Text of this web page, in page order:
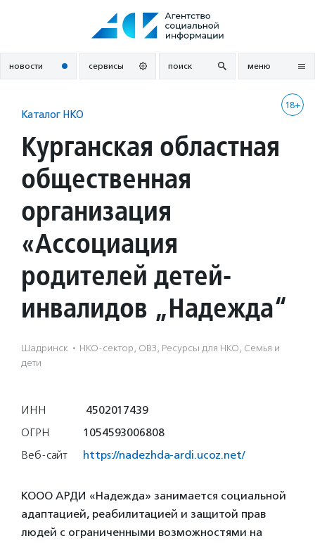
новости сервисы поиск меню
18+
Каталог НКО
Курганская областная
общественная
организация
«Ассоциация
родителей детей-
инвалидов „Надежда“
Шадринск · НКО-сектор, ОВЗ, Ресурсы для НКО, Семья и
дети
ИНН
4502017439
ОГРН
1054593006808
Веб-сайт
https://nadezhda-ardi.ucoz.net/
КООО АРДИ «Надежда» занимается социальной
адаптацией, реабилитацией и защитой прав
людей с ограниченными возможностями на